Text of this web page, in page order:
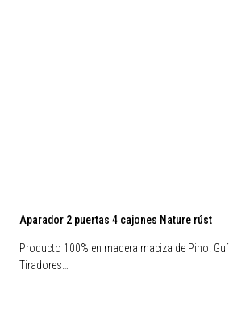
Aparador 2 puertas 4 cajones Nature rúst
Producto 100% en madera maciza de Pino.
Tiradores…